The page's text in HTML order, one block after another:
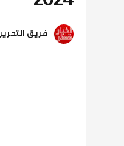
فريق التحرير